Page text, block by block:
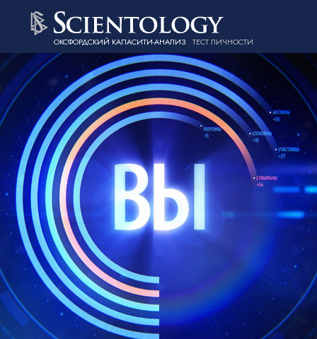
ОКСФОРДСКИЙ КАПАСИТИ-АНАЛИЗ ТЕСТ ЛИЧНОСТИ